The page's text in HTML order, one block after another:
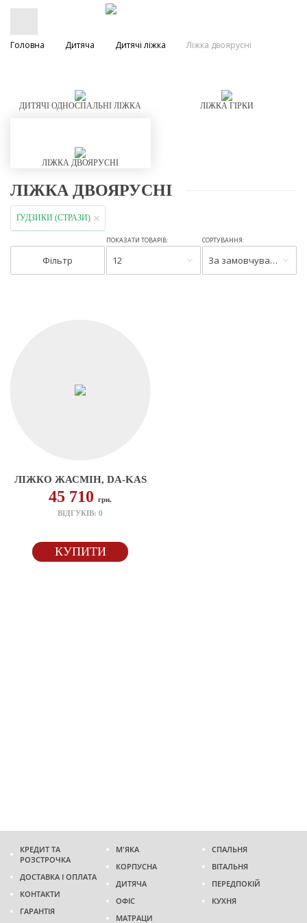
Головна Дитяча Дитячі ліжка Ліжка двоярусні
ДИТЯЧІ ОДНОСПАЛЬНІ ЛІЖКА ЛІЖКА ГІРКИ
ЛІЖКА ДВОЯРУСНІ
ЛІЖКА ДВОЯРУСНІ
ҐУДЗИКИ (СТРАЗИ)
Фільтр
ПОКАЗАТИ ТОВАРІВ:
12
СОРТУВАННЯ:
За замовчуванням
ЛІЖКО ЖАСМІН, DA-KAS
45 710грн.
ВІДГУКІВ:0
КУПИТИ
КРЕДИТ ТА
РОЗСТРОЧКА
ДОСТАВКА І ОПЛАТА
КОНТАКТИ
ГАРАНТІЯ
М'ЯКА
КОРПУСНА
ДИТЯЧА
ОФІС
МАТРАЦИ
СПАЛЬНЯ
ВІТАЛЬНЯ
ПЕРЕДПОКІЙ
КУХНЯ